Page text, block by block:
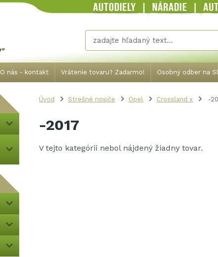
O nás - kontakt Vrátenie tovaru? Zadarmo! Osobný odber na
Úvod Strešné nosiče Opel Crossland x -
-2017
V tejto kategórii nebol nájdený žiadny tovar.